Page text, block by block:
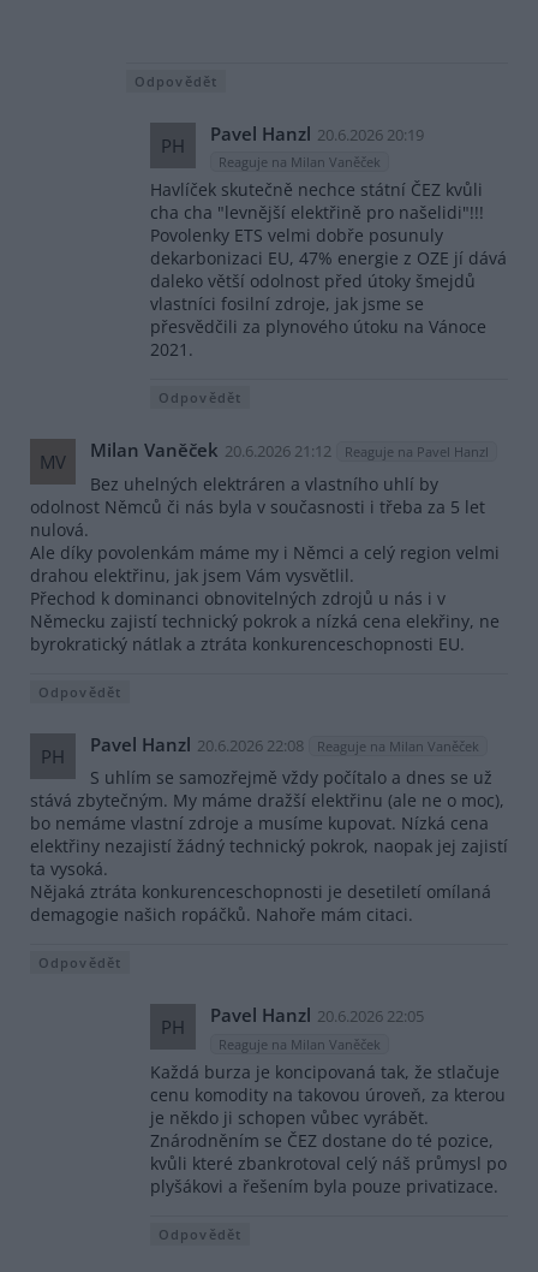
Odpovědět
PH Pavel Hanzl 20.6.2026 20:19
Reaguje na Milan Vaněček
Havlíček skutečně nechce státní ČEZ kvůli
cha cha "levnější elektřině pro našelidi"!!!
Povolenky ETS velmi dobře posunuly
dekarbonizaci EU, 47% energie z OZE jí dává
daleko větší odolnost před útoky šmejdů
vlastníci fosilní zdroje, jak jsme se
přesvědčili za plynového útoku na Vánoce
2021.
Odpovědět
MV Milan Vaněček 20.6.2026 21:12 Reaguje na Pavel Hanzl
Bez uhelných elektráren a vlastního uhlí by
odolnost Němců či nás byla v současnosti i třeba za 5 let
nulová.
Ale díky povolenkám máme my i Němci a celý region velmi
drahou elektřinu, jak jsem Vám vysvětlil.
Přechod k dominanci obnovitelných zdrojů u nás i v
Německu zajistí technický pokrok a nízká cena elekřiny, ne
byrokratický nátlak a ztráta konkurenceschopnosti EU.
Odpovědět
PH Pavel Hanzl 20.6.2026 22:08 Reaguje na Milan Vaněček
S uhlím se samozřejmě vždy počítalo a dnes se už
stává zbytečným. My máme dražší elektřinu (ale ne o moc),
bo nemáme vlastní zdroje a musíme kupovat. Nízká cena
elektřiny nezajistí žádný technický pokrok, naopak jej zajistí
ta vysoká.
Nějaká ztráta konkurenceschopnosti je desetiletí omílaná
demagogie našich ropáčků. Nahoře mám citaci.
Odpovědět
PH Pavel Hanzl 20.6.2026 22:05
Reaguje na Milan Vaněček
Každá burza je koncipovaná tak, že stlačuje
cenu komodity na takovou úroveň, za kterou
je někdo ji schopen vůbec vyrábět.
Znárodněním se ČEZ dostane do té pozice,
kvůli které zbankrotoval celý náš průmysl po
plyšákovi a řešením byla pouze privatizace.
Odpovědět